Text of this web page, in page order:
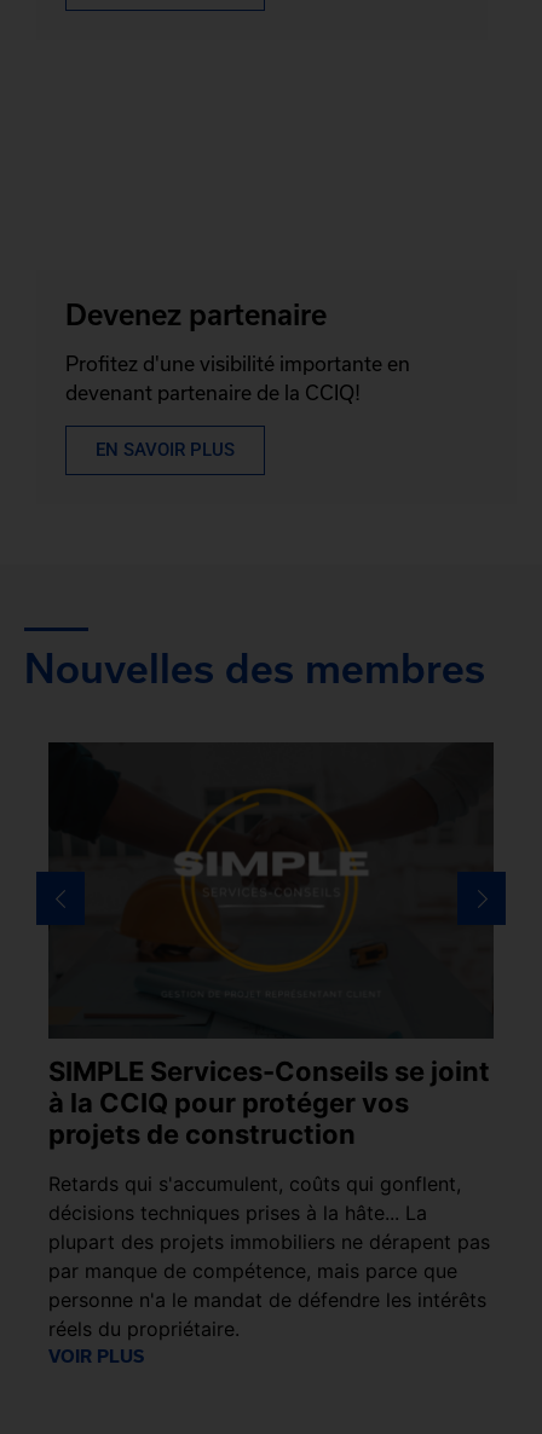
Devenez partenaire
Profitez d'une visibilité importante en
devenant partenaire de la CCIQ!
EN SAVOIR PLUS
Nouvelles des membres
SIMPLE Services-Conseils se joint
à la CCIQ pour protéger vos
projets de construction
Retards qui s'accumulent, coûts qui gonflent,
décisions techniques prises à la hâte... La
plupart des projets immobiliers ne dérapent pas
par manque de compétence, mais parce que
personne n'a le mandat de défendre les intérêts
réels du propriétaire.
VOIR PLUS